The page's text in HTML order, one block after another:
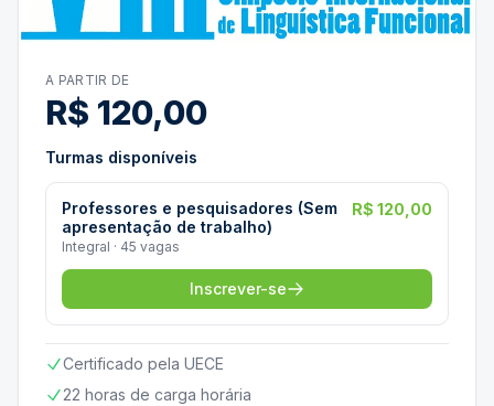
A PARTIR DE
R$ 120,00
Turmas disponíveis
Professores e pesquisadores (Sem
apresentação de trabalho)
Integral · 45 vagas
R$ 120,00
Inscrever-se
Certificado pela UECE
22 horas de carga horária